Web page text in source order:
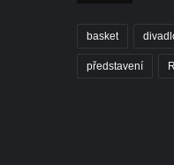
basket
představení